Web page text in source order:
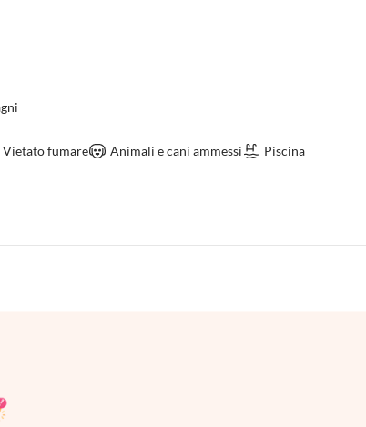
Vietato fumare Animali e cani ammessi Piscina